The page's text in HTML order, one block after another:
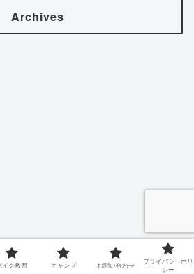
Archives
イク教習 キャンプ お問い合わせ
プライバシーポリ
シー